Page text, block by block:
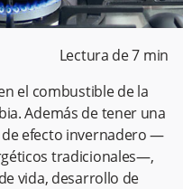
Lectura de7 min
el combustible de la
Además de tener una
efecto invernadero —
tradicionales—,
vida, desarrollo de